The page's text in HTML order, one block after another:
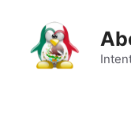
contenido